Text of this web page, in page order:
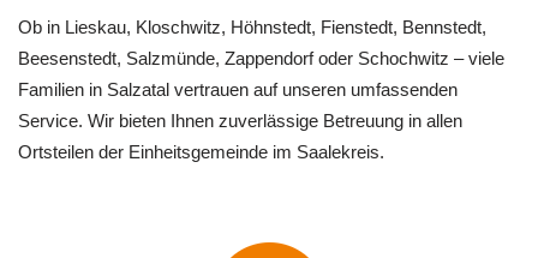
Ob in Lieskau, Kloschwitz, Höhnstedt, Fienstedt, Bennstedt,
Beesenstedt, Salzmünde, Zappendorf oder Schochwitz – viele
Familien in Salzatal vertrauen auf unseren umfassenden
Service. Wir bieten Ihnen zuverlässige Betreuung in allen
Ortsteilen der Einheitsgemeinde im Saalekreis.